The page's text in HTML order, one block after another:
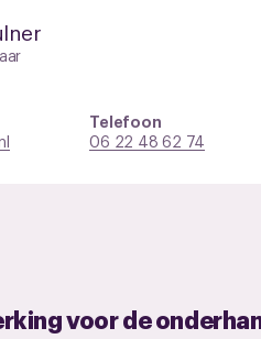
Telefoon
06 22 48 62 74
voor de